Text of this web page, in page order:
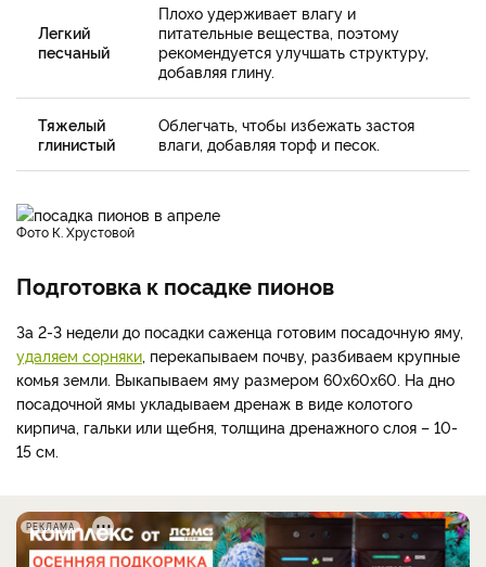
Легкий
песчаный
Плохо удерживает влагу и
питательные вещества, поэтому
рекомендуется улучшать структуру,
добавляя глину.
Тяжелый
глинистый
Облегчать, чтобы избежать застоя
влаги, добавляя торф и песок.
фото К. Хрустовой
Подготовка к посадке пионов
За 2-3 недели до посадки саженца готовим посадочную яму,
удаляем сорняки, перекапываем почву, разбиваем крупные
комья земли. Выкапываем яму размером 60х60х60. На дно
посадочной ямы укладываем дренаж в виде колотого
кирпича, гальки или щебня, толщина дренажного слоя – 10-
15 см.
РЕКЛАМА